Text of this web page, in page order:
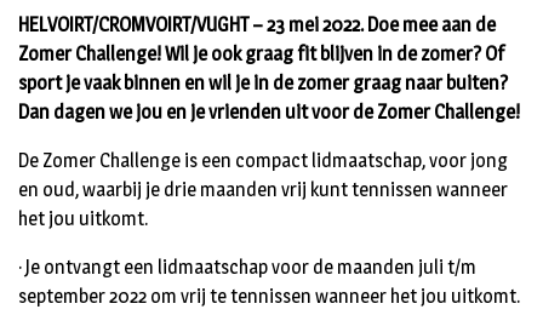
HELVOIRT/CROMVOIRT/VUGHT – 23 mei 2022. Doe mee aan de
Zomer Challenge! Wil je ook graag fit blijven in de zomer? Of
sport je vaak binnen en wil je in de zomer graag naar buiten?
Dan dagen we jou en je vrienden uit voor de Zomer Challenge!
De Zomer Challenge is een compact lidmaatschap, voor jong
en oud, waarbij je drie maanden vrij kunt tennissen wanneer
het jou uitkomt.
· Je ontvangt een lidmaatschap voor de maanden juli t/m
september 2022 om vrij te tennissen wanneer het jou uitkomt.